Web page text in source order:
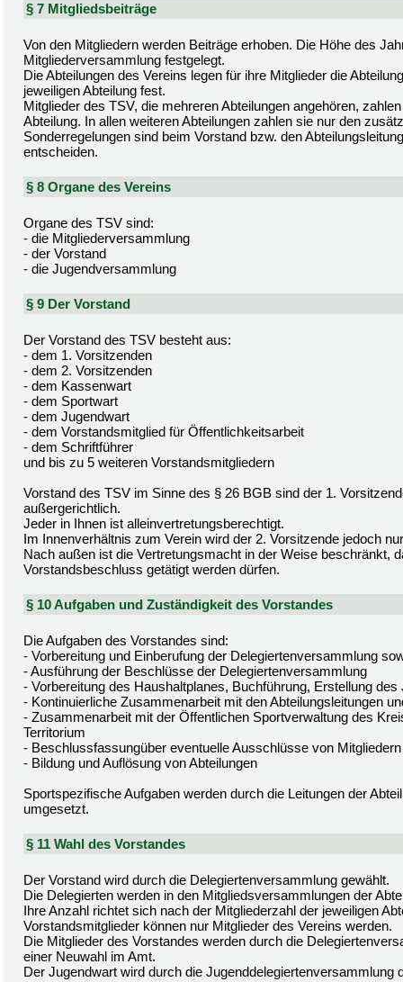
§ 7 Mitgliedsbeiträge
Von den Mitgliedern werden Beiträge erhoben. Die Höhe des
Mitgliederversammlung festgelegt.
Die Abteilungen des Vereins legen für ihre Mitglieder die
jeweiligen Abteilung fest.
Mitglieder des TSV, die mehreren Abteilungen angehören,
Abteilung. In allen weiteren Abteilungen zahlen sie nur den
Sonderregelungen sind beim Vorstand bzw. den
entscheiden.
§ 8 Organe des Vereins
Organe des TSV sind:
- die Mitgliederversammlung
- der Vorstand
- die Jugendversammlung
§ 9 Der Vorstand
Der Vorstand des TSV besteht aus:
- dem 1. Vorsitzenden
- dem 2. Vorsitzenden
- dem Kassenwart
- dem Sportwart
- dem Jugendwart
- dem Vorstandsmitglied für Öffentlichkeitsarbeit
- dem Schriftführer
und bis zu 5 weiteren Vorstandsmitgliedern
Vorstand des TSV im Sinne des § 26 BGB sind der 1.
außergerichtlich.
Jeder in Ihnen ist alleinvertretungsberechtigt.
Im Innenverhältnis zum Verein wird der 2. Vorsitzende jedoch
Nach außen ist die Vertretungsmacht in der Weise beschränkt,
Vorstandsbeschluss getätigt werden dürfen.
§ 10 Aufgaben und Zuständigkeit des Vorstandes
Die Aufgaben des Vorstandes sind:
- Vorbereitung und Einberufung der Delegiertenversammlung
- Ausführung der Beschlüsse der Delegiertenversammlung
- Vorbereitung des Haushaltplanes, Buchführung, Erstellung
- Kontinuierliche Zusammenarbeit mit den Abteilungsleitungen
- Zusammenarbeit mit der Öffentlichen Sportverwaltung des
Territorium
- Beschlussfassungüber eventuelle Ausschlüsse von Mitgliedern
- Bildung und Auflösung von Abteilungen
Sportspezifische Aufgaben werden durch die Leitungen der
umgesetzt.
§ 11 Wahl des Vorstandes
Der Vorstand wird durch die Delegiertenversammlung gewählt.
Die Delegierten werden in den Mitgliedsversammlungen der
Ihre Anzahl richtet sich nach der Mitgliederzahl der jeweiligen
Vorstandsmitglieder können nur Mitglieder des Vereins werden.
Die Mitglieder des Vorstandes werden durch die
einer Neuwahl im Amt.
Der Jugendwart wird durch die